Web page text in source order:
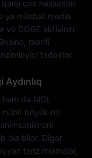
çox həssasdır.
ya müsbət media
və DOGE aktivinin
mənfi
tədbirlər
həm də MDL
böyük rol
ola bilər. Digər
tənzimləmələr,